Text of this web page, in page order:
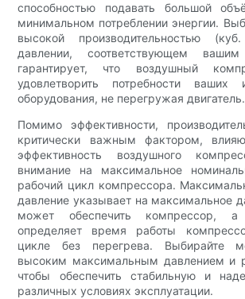
способностью подавать большой
минимальном потреблении энергии.
высокой производительностью
давлении, соответствующем
гарантирует, что воздушный
удовлетворить потребности ваших
оборудования, не перегружая двигатель.
Помимо эффективности,
критически важным фактором,
эффективность воздушного
внимание на максимальное
рабочий цикл компрессора.
давление указывает на максимальное
может обеспечить компрессор,
определяет время работы
цикле без перегрева. Выбирайте
высоким максимальным давлением и
чтобы обеспечить стабильную и
различных условиях эксплуатации.